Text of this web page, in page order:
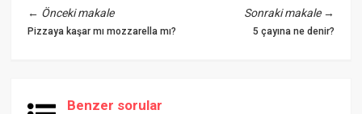
← Önceki makale
Pizzaya kaşar mı mozzarella mı?
Sonraki makale→
5 çayına ne denir?
Benzer sorular